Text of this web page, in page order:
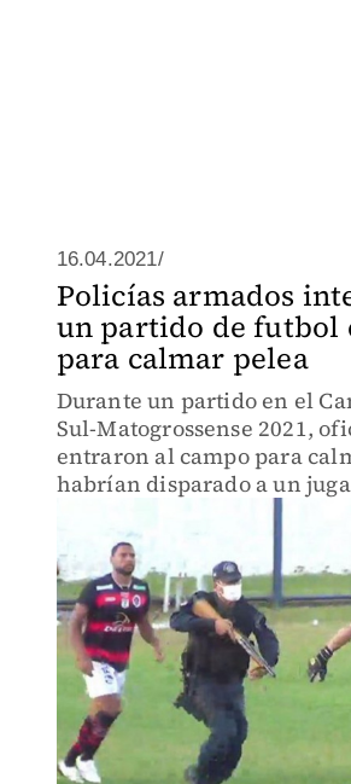
16.04.2021/
Policías armados
un partido de futbol
para calmar pelea
Durante un partido en el
Sul-Matogrossense 2021,
entraron al campo para
habrían disparado a un